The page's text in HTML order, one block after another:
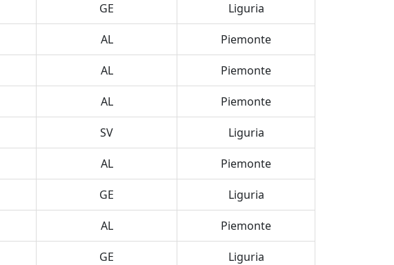
GE Liguria
AL Piemonte
AL Piemonte
AL Piemonte
SV Liguria
AL Piemonte
GE Liguria
AL Piemonte
GE Liguria